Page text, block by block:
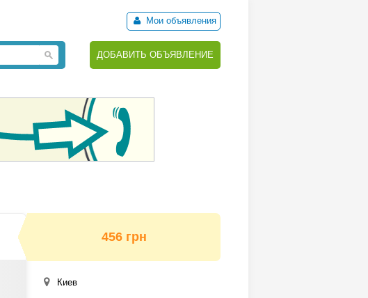
Мои объявления
ДОБАВИТЬ ОБЪЯВЛЕНИЕ
456 грн
Киев